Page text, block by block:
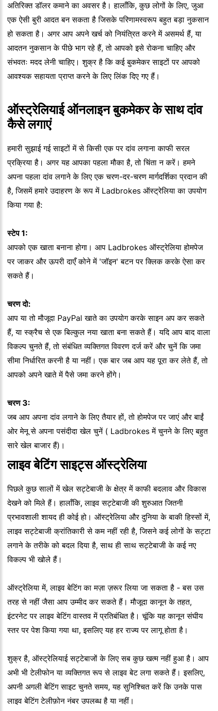
अतिरिक्त डॉलर कमाने का अवसर है। हालाँकि, कुछ लोगों के लिए, जुआ
एक ऐसी बुरी आदत बन सकता है जिसके परिणामस्वरूप बहुत बड़ा नुकसान
हो सकता है। अगर आप अपने खर्च को नियंत्रित करने में असमर्थ हैं, या
आदतन नुकसान के पीछे भाग रहे हैं, तो आपको इसे रोकना चाहिए और
संभवतः मदद लेनी चाहिए। शुक्र है कि कई बुकमेकर साइटों पर आपको
आवश्यक सहायता प्राप्त करने के लिए लिंक दिए गए हैं।
ऑस्ट्रेलियाई ऑनलाइन बुकमेकर के साथ दांव
कैसे लगाएं
हमारी सुझाई गई साइटों में से किसी एक पर दांव लगाना काफी सरल
प्रक्रिया है। अगर यह आपका पहला मौका है, तो चिंता न करें। हमने
अपना पहला दांव लगाने के लिए एक चरण-दर-चरण मार्गदर्शिका प्रदान की
है, जिसमें हमारे उदाहरण के रूप में Ladbrokes ऑस्ट्रेलिया का उपयोग
किया गया है:
स्टेप 1:
आपको एक खाता बनाना होगा। आप Ladbrokes ऑस्ट्रेलिया होमपेज
पर जाकर और ऊपरी दाएँ कोने में 'जॉइन' बटन पर क्लिक करके ऐसा कर
सकते हैं।
चरण दो:
आप या तो मौजूदा PayPal खाते का उपयोग करके साइन अप कर सकते
हैं, या स्क्रैच से एक बिल्कुल नया खाता बना सकते हैं। यदि आप बाद वाला
विकल्प चुनते हैं, तो संबंधित व्यक्तिगत विवरण दर्ज करें और चुनें कि जमा
सीमा निर्धारित करनी है या नहीं। एक बार जब आप यह पूरा कर लेते हैं, तो
आपको अपने खाते में पैसे जमा करने होंगे।
चरण 3:
जब आप अपना दांव लगाने के लिए तैयार हों, तो होमपेज पर जाएं और बाईं
ओर मेनू से अपना पसंदीदा खेल चुनें ( Ladbrokes में चुनने के लिए बहुत
सारे खेल बाजार हैं)।
लाइव बेटिंग साइट्स ऑस्ट्रेलिया
पिछले कुछ सालों में खेल सट्टेबाजी के क्षेत्र में काफी बदलाव और विकास
देखने को मिले हैं। हालाँकि, लाइव सट्टेबाजी की शुरुआत जितनी
प्रभावशाली शायद ही कोई हो। ऑस्ट्रेलिया और दुनिया के बाकी हिस्सों में,
लाइव सट्टेबाजी क्रांतिकारी से कम नहीं रही है, जिसने कई लोगों के सट्टा
लगाने के तरीके को बदल दिया है, साथ ही साथ सट्टेबाजी के कई नए
विकल्प भी खोले हैं।
ऑस्ट्रेलिया में, लाइव बेटिंग का मज़ा ज़रूर लिया जा सकता है - बस उस
तरह से नहीं जैसा आप उम्मीद कर सकते हैं। मौजूदा कानून के तहत,
इंटरनेट पर लाइव बेटिंग वास्तव में प्रतिबंधित है। चूंकि यह कानून संघीय
स्तर पर पेश किया गया था, इसलिए यह हर राज्य पर लागू होता है।
शुक्र है, ऑस्ट्रेलियाई सट्टेबाजों के लिए सब कुछ खत्म नहीं हुआ है। आप
अभी भी टेलीफोन या व्यक्तिगत रूप से लाइव बेट लगा सकते हैं। इसलिए,
अपनी अगली बेटिंग साइट चुनते समय, यह सुनिश्चित करें कि उनके पास
लाइव बेटिंग टेलीफ़ोन नंबर उपलब्ध है या नहीं।